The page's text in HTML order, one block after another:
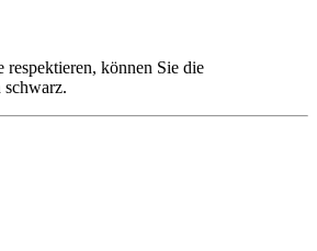
können Sie die
schwarz.